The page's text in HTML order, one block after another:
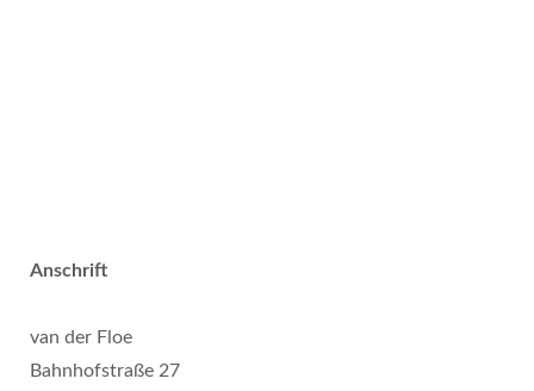
Anschrift
van der Floe
Bahnhofstraße 27